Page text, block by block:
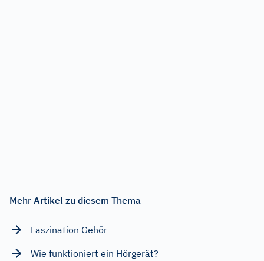
Mehr Artikel zu diesem Thema
Faszination Gehör
Wie funktioniert ein Hörgerät?